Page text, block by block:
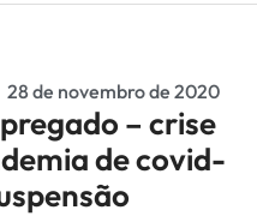
28 de novembro de 2020
– crise
de covid-